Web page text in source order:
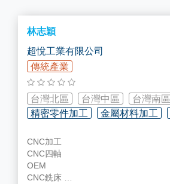
林志穎
超悅工業有限公司
傳統產業
台灣北區 台灣中區 台灣南區
精密零件加工
金屬材料加工
CNC加工
CNC四軸
OEM
CNC銑床